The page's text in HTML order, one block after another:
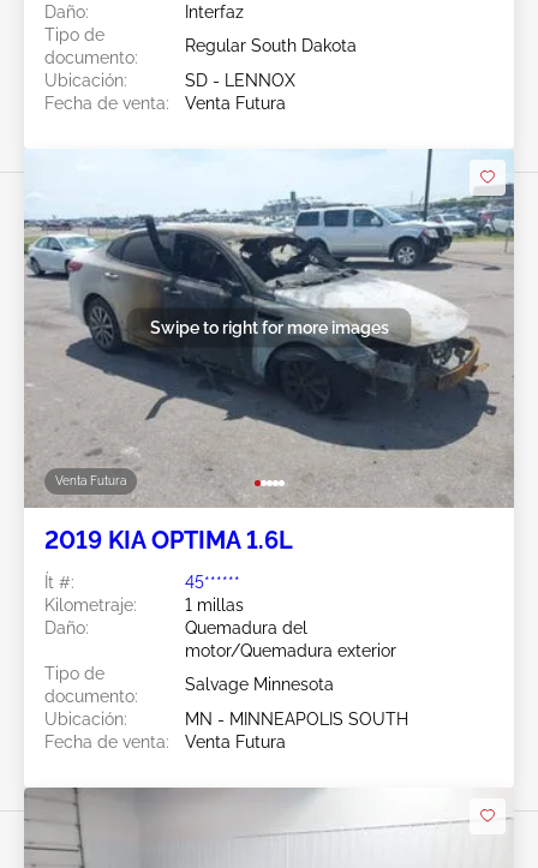
Daño:
Interfaz
Tipo de
documento:
Regular South Dakota
Ubicación:
SD - LENNOX
Fecha de venta:
Venta Futura
Venta Futura
Swipe to right for more images
2019 KIA OPTIMA 1.6L
Ít #:
45******
Kilometraje:
1 millas
Daño:
Quemadura del
motor/Quemadura exterior
Tipo de
documento:
Salvage Minnesota
Ubicación:
MN - MINNEAPOLIS SOUTH
Fecha de venta:
Venta Futura